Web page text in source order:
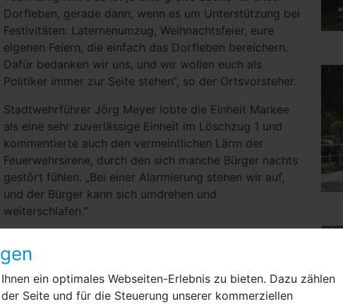
ein optimales Webseiten-Erlebnis zu bieten. Dazu zählen
Seite und für die Steuerung unserer kommerziellen
Dorfleben, gerade dann, wenn es um Unterstützung bei
Festivitäten: Laternenumzug, Weihnachtsfeier, eure
eigenen Feiern, die einfach das Dorfleben bereichern.
Dafür bedanken wir uns, und wir wollen euch als
Politiker immer zur Seite stehen“, so der Ortsvorsteher.
Stadtwehrführer Jörg Meyer lobte die Einheit Markee
als eine sehr zuverlässige Einheit im Löschzug 1 und
kommentierte auch den vermeintlichen Lärm der
Feuerwehrsirene, durch den sich manche Bürger nachts
gestört fühlen. „Bei einer Alarmierung stehen wir auf,
und der Bürger kann sich umdrehen und
weiterschlafen.“
Programm zusammen, bei dem für Groß und Klein
etwas dabei war und mit einem imposanten
Höhenfeuerwerk endete.